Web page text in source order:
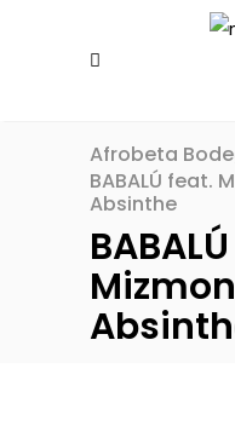
Afrobeta
BABALÚ feat.
Absinthe